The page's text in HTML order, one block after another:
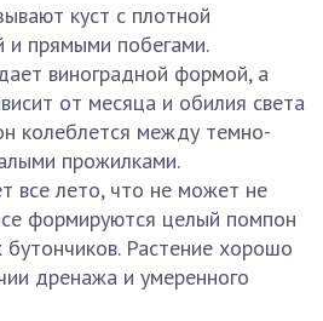
куст с плотной
и прямыми побегами.
виноградной формой, а
от месяца и обилия света
колеблется между темно-
прожилками.
все лето, что не может не
формируются целый помпон
бутончиков. Растение хорошо
дренажа и умеренного